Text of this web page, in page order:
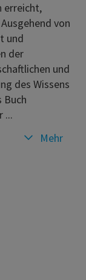
erreicht,
von
und
der
und
des Wissens
...
Mehr